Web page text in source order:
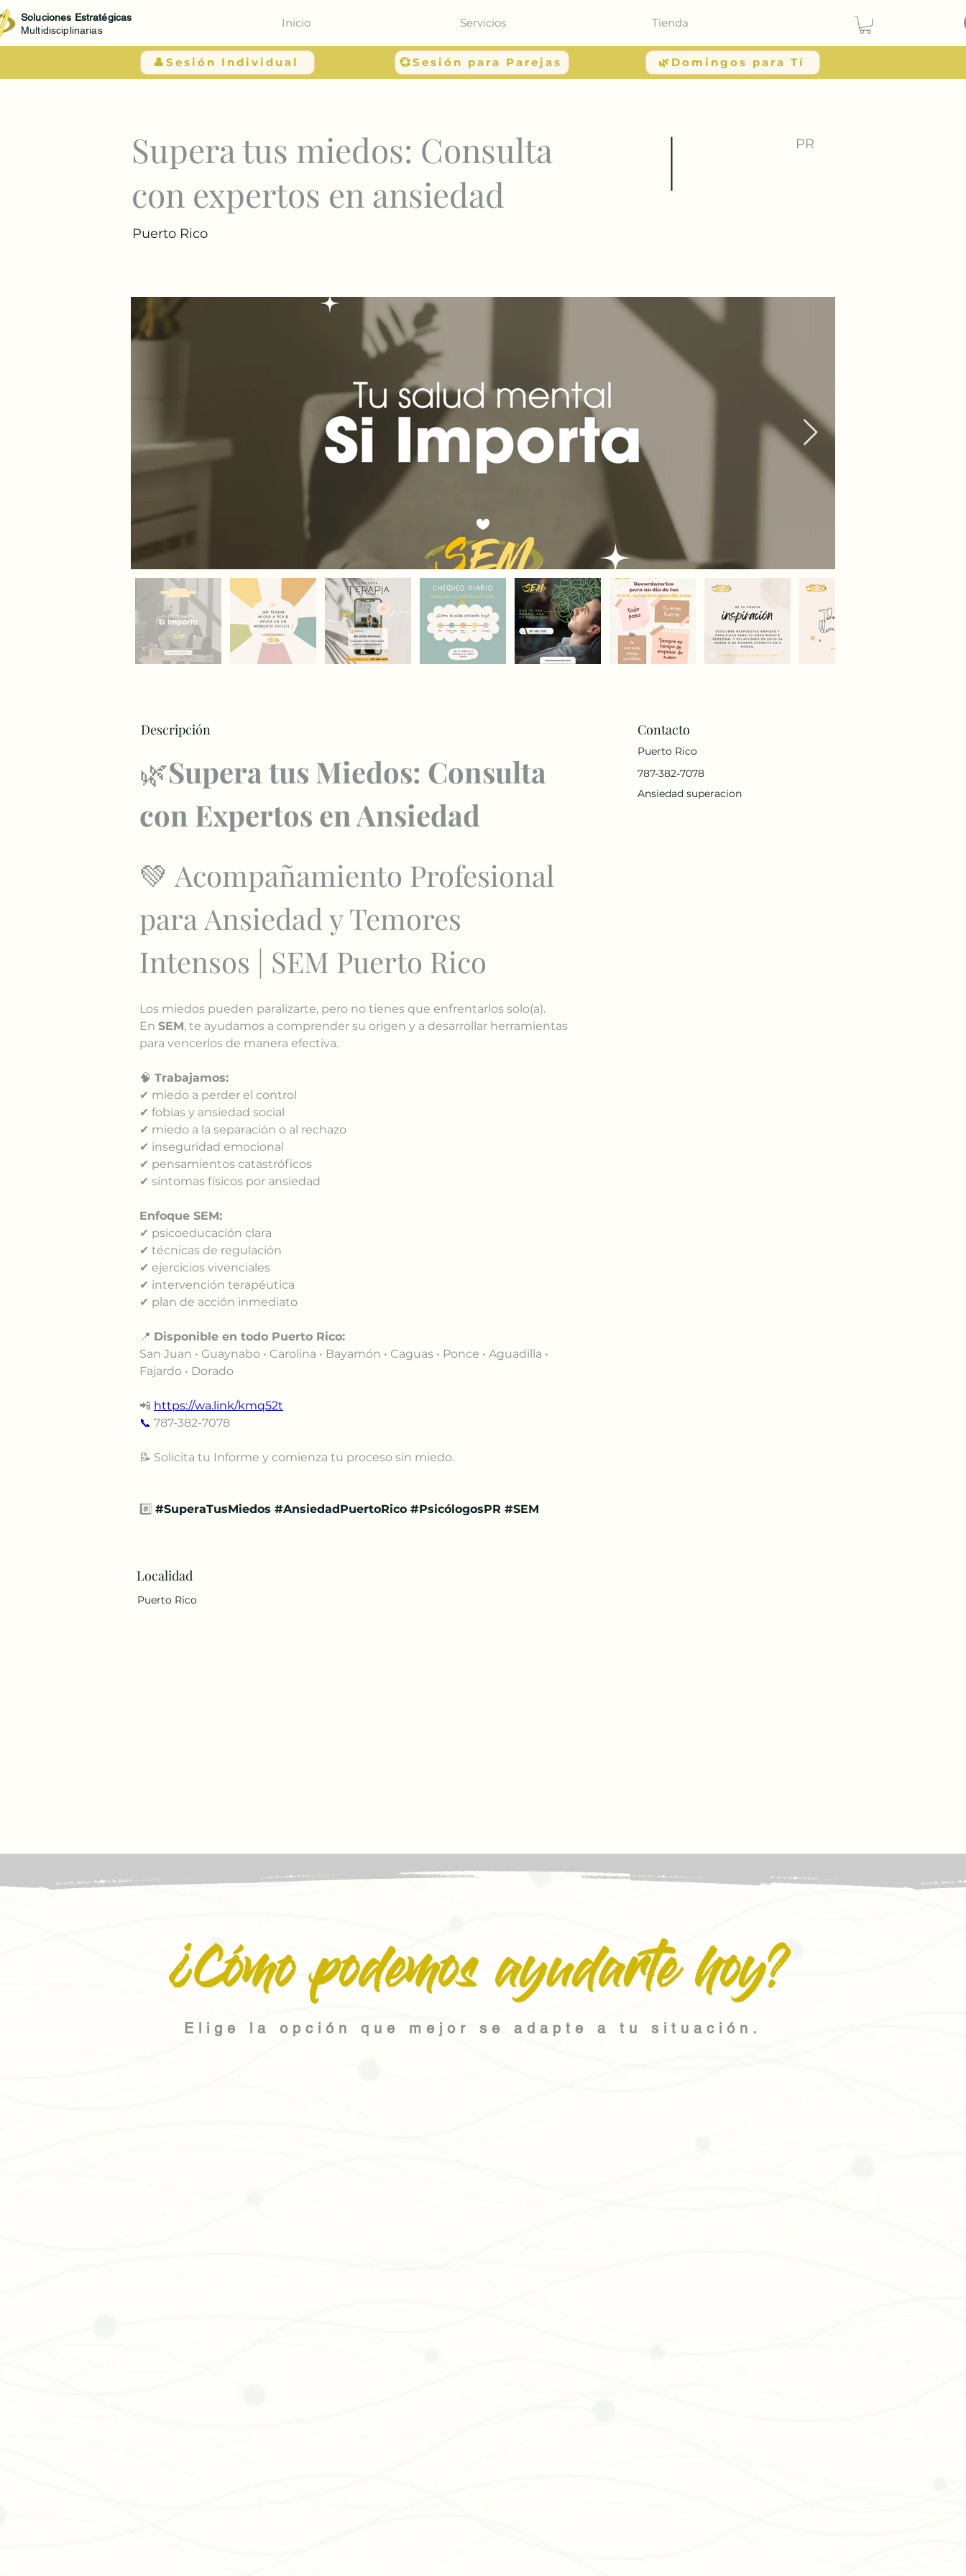
Soluciones Estratégicas
Multidisciplinarias
Inicio Servicios Tienda
👤Sesión Individual 💞Sesión para Parejas 🌿Domingos para Tí
Supera tus miedos: Consulta
con expertos en ansiedad
Puerto Rico
PR
Descripción
🌿Supera tus Miedos: Consulta
con Expertos en Ansiedad
💚 Acompañamiento Profesional
para Ansiedad y Temores
Intensos | SEM Puerto Rico
Los miedos pueden paralizarte, pero no tienes que enfrentarlos solo(a).
En SEM, te ayudamos a comprender su origen y a desarrollar herramientas
para vencerlos de manera efectiva.
🧠 Trabajamos:
✔ miedo a perder el control
✔ fobias y ansiedad social
✔ miedo a la separación o al rechazo
✔ inseguridad emocional
✔ pensamientos catastróficos
✔ síntomas físicos por ansiedad
Enfoque SEM:
✔ psicoeducación clara
✔ técnicas de regulación
✔ ejercicios vivenciales
✔ intervención terapéutica
✔ plan de acción inmediato
📍 Disponible en todo Puerto Rico:
San Juan • Guaynabo • Carolina • Bayamón • Caguas • Ponce • Aguadilla •
Fajardo • Dorado
📲 https://wa.link/kmq52t
📞 787-382-7078
📝 Solicita tu Informe y comienza tu proceso sin miedo.
#️⃣ #SuperaTusMiedos #AnsiedadPuertoRico #PsicólogosPR #SEM
Contacto
Puerto Rico
787-382-7078
Ansiedad superacion
Localidad
Puerto Rico
¿Cómo podemos ayudarte hoy?
Elige la opción que mejor se adapte a tu situación.